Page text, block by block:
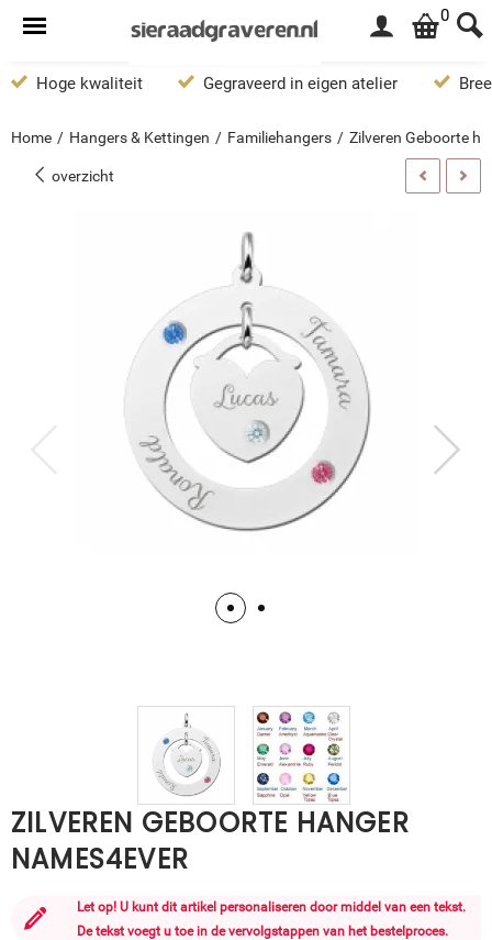
0
Hoge kwaliteit Gegraveerd in eigen atelier
Home / Hangers & Kettingen / Familiehangers / Zilveren Geboorte
overzicht
ZILVEREN GEBOORTE HANGER
NAMES4EVER
Let op! U kunt dit artikel personaliseren door middel van een tekst.
De tekst voegt u toe in de vervolgstappen van het bestelproces.